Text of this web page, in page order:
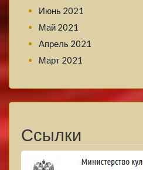
Июнь 2021
Май 2021
Апрель 2021
Март 2021
Ссылки